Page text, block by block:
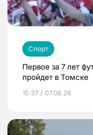
Спорт
Первое за 7 лет
пройдет в Томске
15:37 / 07.08.26